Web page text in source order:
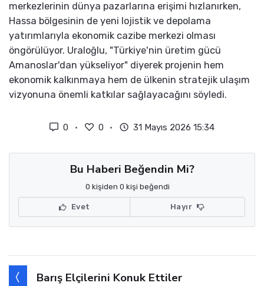
merkezlerinin dünya pazarlarına erişimi hızlanırken,
Hassa bölgesinin de yeni lojistik ve depolama
yatırımlarıyla ekonomik cazibe merkezi olması
öngörülüyor. Uraloğlu, "Türkiye'nin üretim gücü
Amanoslar'dan yükseliyor" diyerek projenin hem
ekonomik kalkınmaya hem de ülkenin stratejik ulaşım
vizyonuna önemli katkılar sağlayacağını söyledi.
0 0 31 Mayıs 2026 15:34
Bu Haberi Beğendin Mi?
0 kişiden 0 kişi beğendi
Evet Hayır
Barış Elçilerini Konuk Ettiler